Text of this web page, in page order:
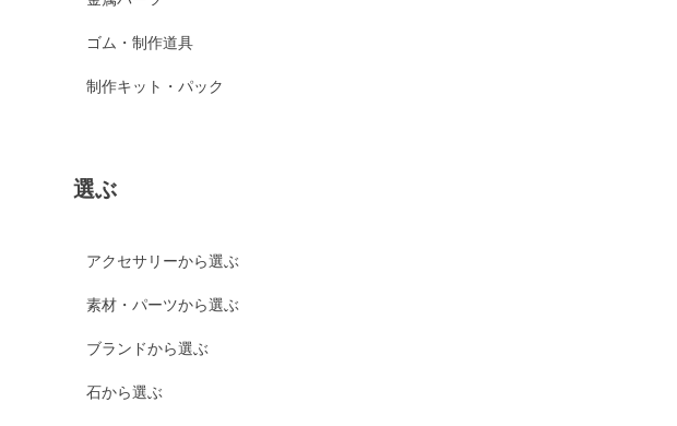
ゴム・制作道具
制作キット・パック
選ぶ
アクセサリーから選ぶ
素材・パーツから選ぶ
ブランドから選ぶ
石から選ぶ